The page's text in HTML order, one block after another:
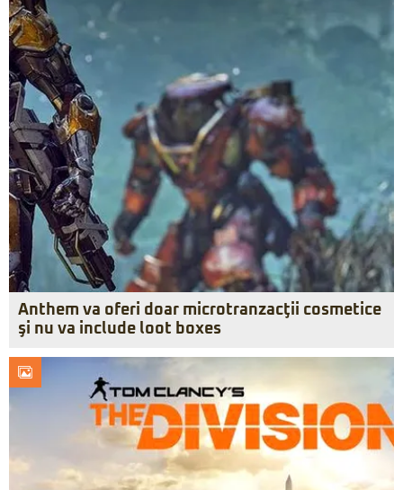
Anthem va oferi doar microtranzacţii cosmetice
şi nu va include loot boxes